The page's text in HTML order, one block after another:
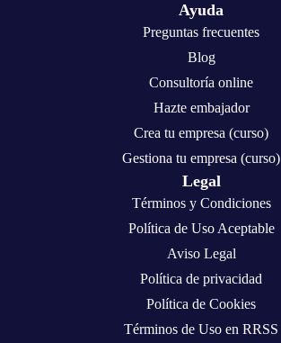
Ayuda
Preguntas frecuentes
Blog
Consultoría online
Hazte embajador
Crea tu empresa (curso)
Gestiona tu empresa (curso)
Legal
Términos y Condiciones
Política de Uso Aceptable
Aviso Legal
Política de privacidad
Política de Cookies
Términos de Uso en RRSS